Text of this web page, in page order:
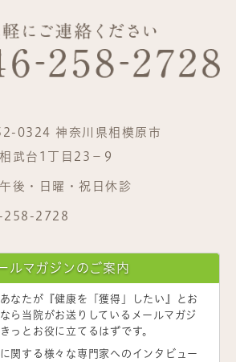
0324 神奈川県相模原市
武台1丁目23−9
後・日曜・祝日休診
258-2728
ルマガジンのご案内
なたが 『健康を「獲得」したい』
とお
ら当院がお送りしているメールマガジ
っとお役に立てるはずです。
関する様々な専門家へのインタビュー